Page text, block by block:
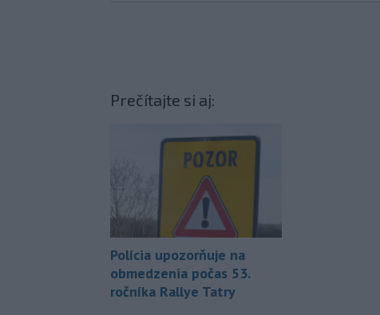
Prečítajte si aj:
Polícia upozorňuje na
obmedzenia počas 53.
ročníka Rallye Tatry